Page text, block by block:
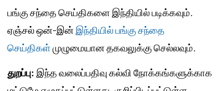
பங்கு சந்தை செய்திகளை இந்தியில் படிக்கவும்.
ஏஞ்சல் ஒன்-இன் இந்தியில் பங்கு சந்தை
செய்திகள் முழுமையான தகவலுக்கு செல்லவும்.
துறப்பு: இந்த வலைப்பதிவு கல்வி நோக்கங்களுக்காக